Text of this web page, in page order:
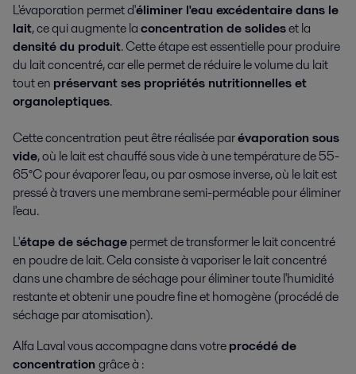
L'évaporation permet d'éliminer l'eau excédentaire dans le
lait, ce qui augmente laconcentration de solideset la
densité du produit. Cette étape est essentielle pour produire
du lait concentré, car elle permet de réduire le volume du lait
tout en préservant ses propriétés nutritionnelles et
organoleptiques.
Cette concentration peut être réalisée parévaporation sous
vide, où le lait est chauffé sous vide à une température de 55-
65°C pour évaporer l'eau, ou par osmose inverse, où le lait est
pressé à travers une membrane semi-perméable pour éliminer
l'eau.
L'étape de séchagepermet de transformer le lait concentré
en poudre de lait. Cela consiste à vaporiser le lait concentré
dans une chambre de séchage pour éliminer toute l'humidité
restante et obtenir une poudre fine et homogène (procédé de
séchage par atomisation).
Alfa Laval vous accompagne dans votreprocédé de
concentration grâce à :